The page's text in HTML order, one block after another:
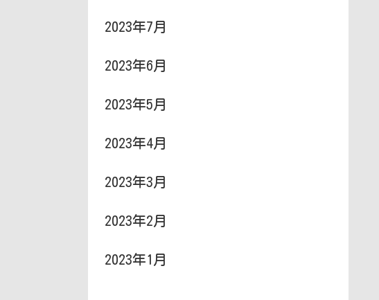
2023年7月
2023年6月
2023年5月
2023年4月
2023年3月
2023年2月
2023年1月